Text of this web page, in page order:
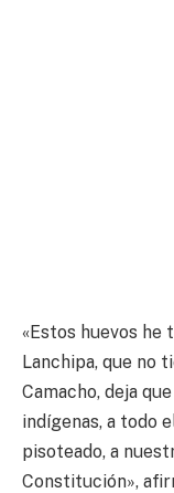
«Estos huevos he
Lanchipa, que no
Camacho, deja
indígenas, a todo
pisoteado, a
Constitución»,